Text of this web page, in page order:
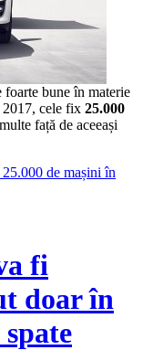
foarte bune în materie
cele fix 25.000
față de aceeași
de mașini în
fi
doar în